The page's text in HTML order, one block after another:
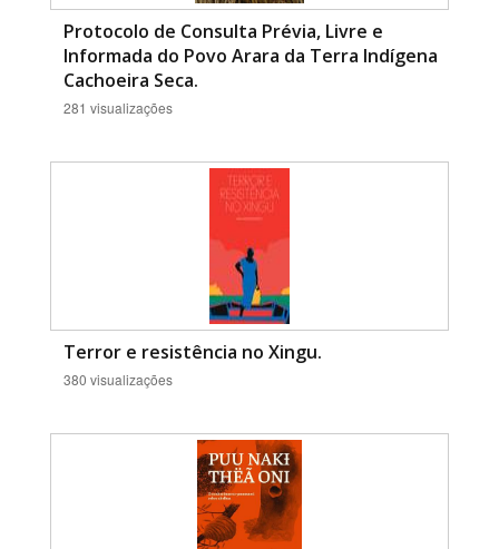
Protocolo de Consulta Prévia, Livre e
Informada do Povo Arara da Terra Indígena
Cachoeira Seca.
281 visualizações
Terror e resistência no Xingu.
380 visualizações